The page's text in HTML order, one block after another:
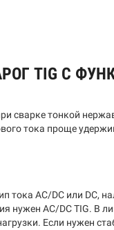
TIG С
сварке тонкой
тока проще
тока AC/DC или DC,
нужен AC/DC TIG. В
Если нужен